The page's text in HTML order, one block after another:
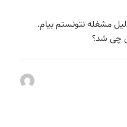
مشغله نتونستم بیام.
چی شد؟